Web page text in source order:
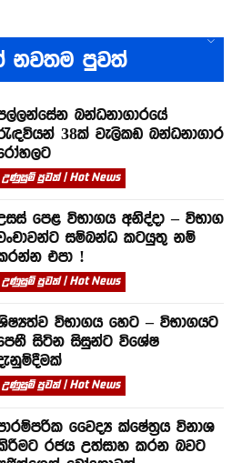
නවතම පුවත්
බන්ධනාගාරයේ
38ක් වැලිකඩ බන්ධනාගාර
උණුසුම් පුවත් | Hot News
පෙළ විභාගය අනිද්දා – විභාග
සම්බන්ධ කටයුතු නම්
එපා !
උණුසුම් පුවත් | Hot News
විභාගය හෙට – විභාගයට
සිටින සිසුන්ට විශේෂ
උණුසුම් පුවත් | Hot News
වෛද්‍ය ක්ෂේත්‍රය විනාශ
රජය උත්සාහ කරන බවට